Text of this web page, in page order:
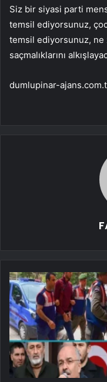
Siz bir siyasi parti
temsil ediyorsunuz,
temsil ediyorsunuz, ne
saçmalıklarını
dumlupinar-